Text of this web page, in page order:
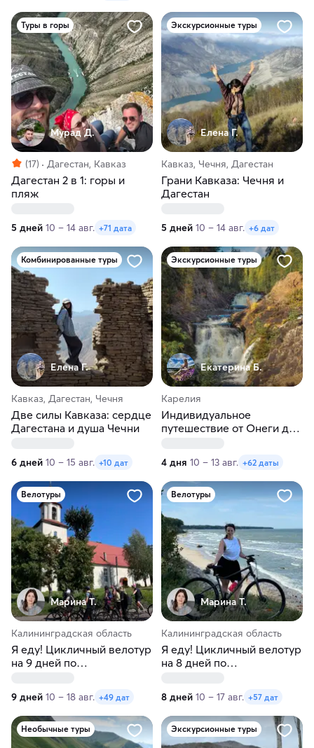
Туры в горы
Мурад Д.
(17) Дагестан, Кавказ
Дагестан 2 в 1: горы и
пляж
5 дней 10 – 14 авг. +71 дата
Экскурсионные туры
Елена Г.
Кавказ, Чечня, Дагестан
Грани Кавказа: Чечня и
Дагестан
5 дней 10 – 14 авг. +6 дат
Комбинированные туры
Елена Г.
Кавказ, Дагестан, Чечня
Две силы Кавказа: сердце
Дагестана и душа Чечни
6 дней 10 – 15 авг. +10 дат
Экскурсионные туры
Екатерина Б.
Карелия
Индивидуальное
путешествие от Онеги до
4 дня 10 – 13 авг. +62 даты
Велотуры
Марина Т.
Калининградская область
Я еду! Цикличный велотур
на 9 дней по
9 дней 10 – 18 авг. +49 дат
Велотуры
Марина Т.
Калининградская область
Я еду! Цикличный велотур
на 8 дней по
8 дней 10 – 17 авг. +57 дат
Необычные туры Экскурсионные туры